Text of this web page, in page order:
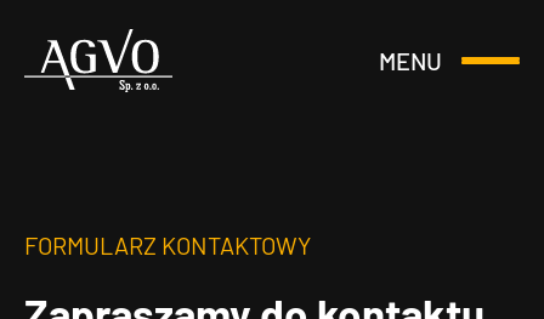
Header
MENU
Otwórz
FORMULARZ KONTAKTOWY